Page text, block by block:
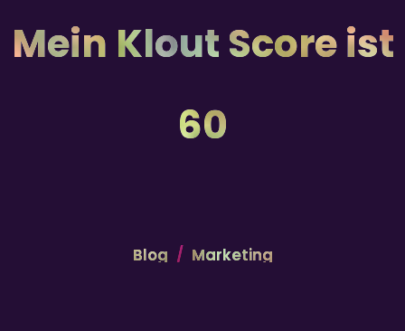
Mein Klout Score ist
60
Blog Marketing